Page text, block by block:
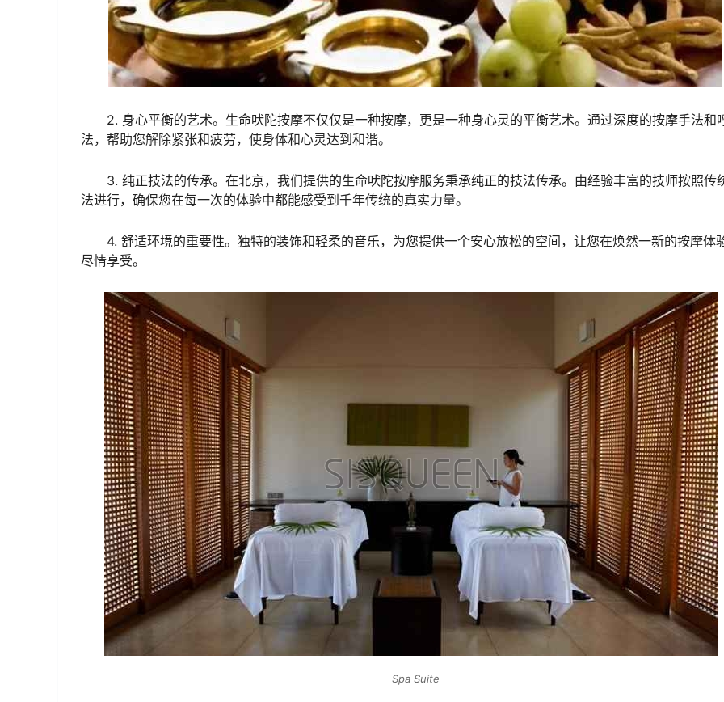
2. 身心平衡的艺术。生命吠陀按摩不仅仅是一种按摩，更是一种身心灵的平衡艺术。通过深度的按摩手法和
法，帮助您解除紧张和疲劳，使身体和心灵达到和谐。
3. 纯正技法的传承。在北京，我们提供的生命吠陀按摩服务秉承纯正的技法传承。由经验丰富的技师按照传
法进行，确保您在每一次的体验中都能感受到千年传统的真实力量。
4. 舒适环境的重要性。独特的装饰和轻柔的音乐，为您提供一个安心放松的空间，让您在焕然一新的按摩体
尽情享受。
Spa Suite